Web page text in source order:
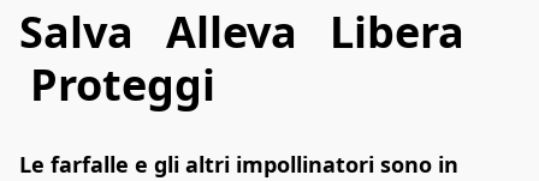
Salva Alleva Libera
Proteggi
Le farfalle e gli altri impollinatori sono in